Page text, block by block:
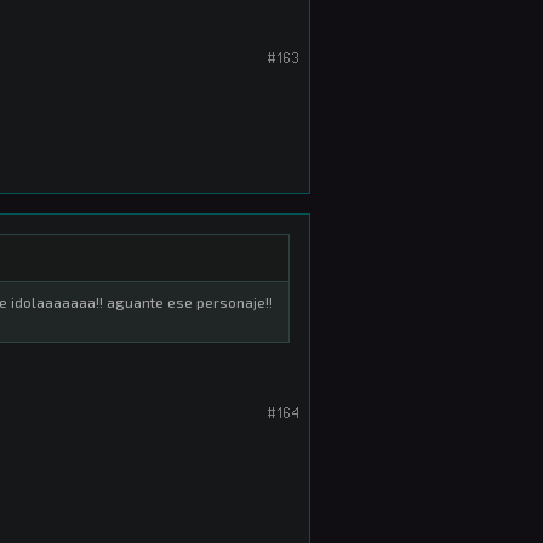
#163
idolaaaaaaa!! aguante ese personaje!!
#164